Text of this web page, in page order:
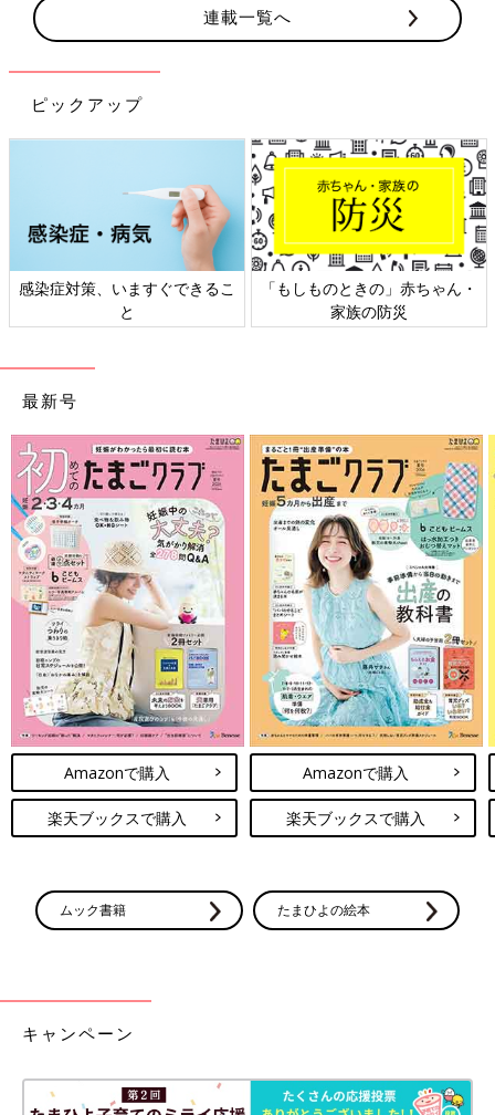
トーリーやプリンセス、ニモなど、合計6種類のビニールバッグ
を購入したようです。こちらは1点につき330円で販売している
即購入」「使い心地も最高」今すぐ買う
べき人気アイテム4選
キッズから大人まで、たくさんの人から愛され
ているディズニー。親子でディズニーファン、
という人も多いのではないでしょうか？そんな
ディズニーのアイテム、実はダイソーでもたく
さん販売されているんです♪ 今回はそのなかで
も特に人気のアイテムをご紹介します！
どのアイテムも、夏の外遊びがもっと楽しくなるようなものばか
りでしたよね♪ なかには、すでに品薄になっている商品もあるよ
うです。気になる商品があれば、ぜひ早めにチェックしてくださ
いね！
があります。あらかじめご了承ください。
●記事の内容は2023年5月の情報で、現在と異なる場合がありま
す。
●記事内の価格はすべて税込み、2023年5月時点のものです。
連載一覧へ
ピックアップ
感染症対策、いますぐできるこ
と
「もしものときの」赤ちゃん・
家族の防災
最新号
Amazonで購入
楽天ブックスで購入
Amazonで購入
楽天ブックスで購入
ムック書籍 たまひよの絵本
キャンペーン